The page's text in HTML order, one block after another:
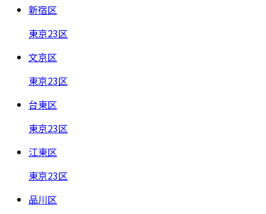
新宿区
東京23区
文京区
東京23区
台東区
東京23区
江東区
東京23区
品川区